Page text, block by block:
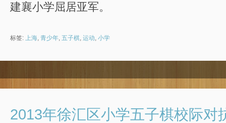
建襄小学屈居亚军。
标签: 上海, 青少年, 五子棋, 运动, 小学
2013年徐汇区小学五子棋校际对